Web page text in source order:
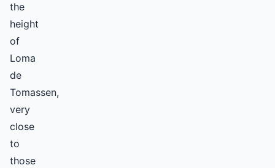
the
height
of
Loma
de
Tomassen,
very
close
to
those